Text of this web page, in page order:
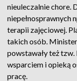
nieuleczalnie chore.
niepełnosprawnych
terapii zajęciowej.
takich osób.
powstawały też
wsparciem i opieką
pracę.